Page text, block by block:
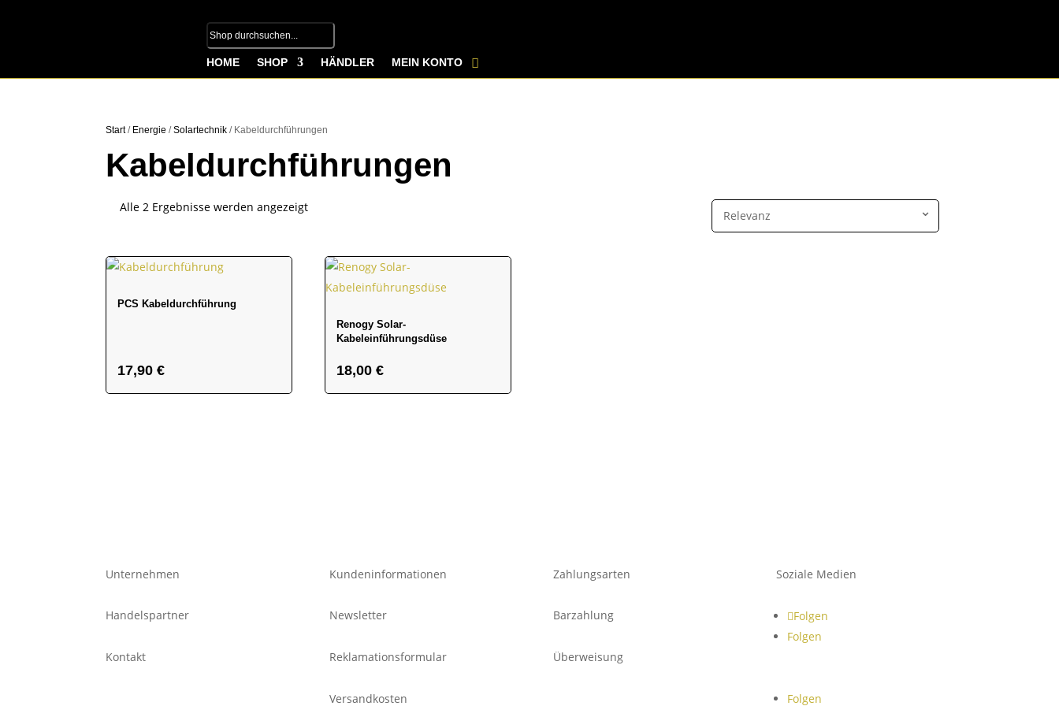
HOME SHOP HÄNDLER MEIN KONTO
Start/ Energie /Solartechnik / Kabeldurchführungen
Kabeldurchführungen
Alle 2 Ergebnisse werden angezeigt
PCS Kabeldurchführung
17,90€
Renogy Solar-
Kabeleinführungsdüse
18,00€
Unternehmen
Handelspartner
Kontakt
Kundeninformationen
Newsletter
Reklamationsformular
Versandkosten
Zahlungsarten
Barzahlung
Überweisung
Soziale Medien
Folgen
Folgen
Folgen